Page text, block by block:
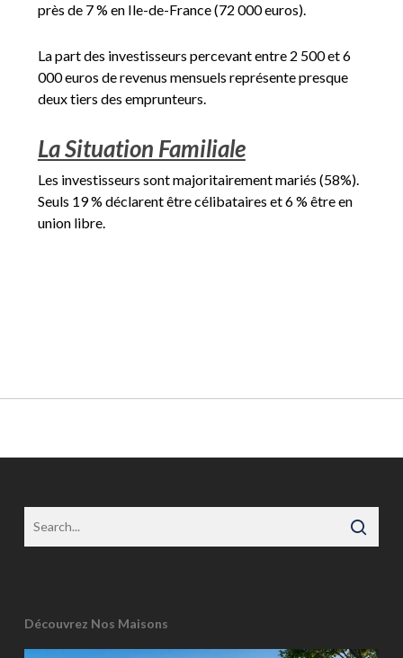
près de 7 % en Ile-de-France (72 000 euros).
La part des investisseurs percevant entre 2 500 et 6
000 euros de revenus mensuels représente presque
deux tiers des emprunteurs.
La Situation Familiale
Les investisseurs sont majoritairement mariés (58%).
Seuls 19 % déclarent être célibataires et 6 % être en
union libre.
Découvrez Nos Maisons